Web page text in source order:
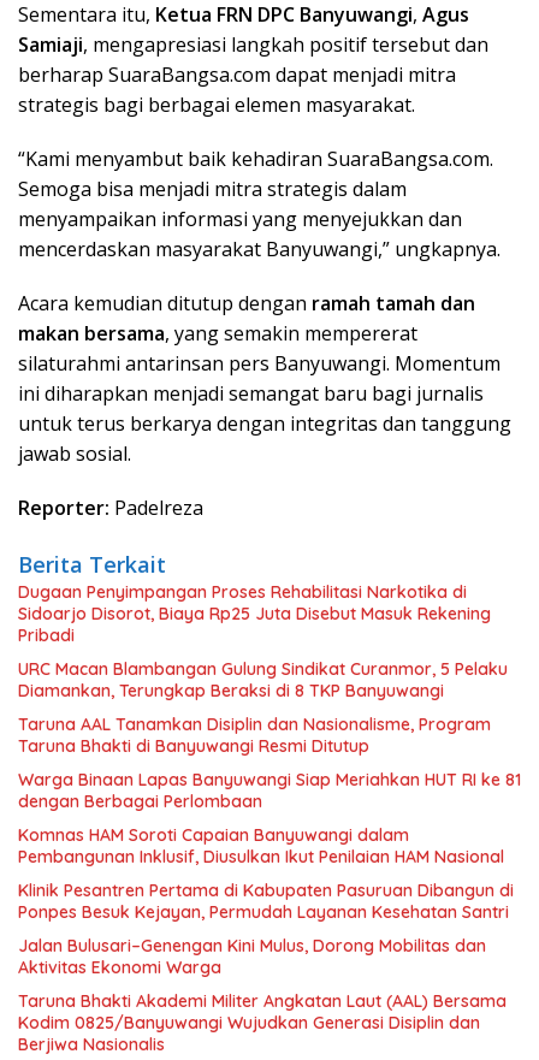
Sementara itu, Ketua FRN DPC Banyuwangi, Agus
Samiaji, mengapresiasi langkah positif tersebut dan
berharap SuaraBangsa.com dapat menjadi mitra
strategis bagi berbagai elemen masyarakat.
“Kami menyambut baik kehadiran SuaraBangsa.com.
Semoga bisa menjadi mitra strategis dalam
menyampaikan informasi yang menyejukkan dan
mencerdaskan masyarakat Banyuwangi,” ungkapnya.
Acara kemudian ditutup dengan ramah tamah dan
makan bersama, yang semakin mempererat
silaturahmi antarinsan pers Banyuwangi. Momentum
ini diharapkan menjadi semangat baru bagi jurnalis
untuk terus berkarya dengan integritas dan tanggung
jawab sosial.
Reporter: Padelreza
Berita Terkait
Dugaan Penyimpangan Proses Rehabilitasi Narkotika di
Sidoarjo Disorot, Biaya Rp25 Juta Disebut Masuk Rekening
Pribadi
URC Macan Blambangan Gulung Sindikat Curanmor, 5 Pelaku
Diamankan, Terungkap Beraksi di 8 TKP Banyuwangi
Taruna AAL Tanamkan Disiplin dan Nasionalisme, Program
Taruna Bhakti di Banyuwangi Resmi Ditutup
Warga Binaan Lapas Banyuwangi Siap Meriahkan HUT RI ke 81
dengan Berbagai Perlombaan
Komnas HAM Soroti Capaian Banyuwangi dalam
Pembangunan Inklusif, Diusulkan Ikut Penilaian HAM Nasional
Klinik Pesantren Pertama di Kabupaten Pasuruan Dibangun di
Ponpes Besuk Kejayan, Permudah Layanan Kesehatan Santri
Jalan Bulusari–Genengan Kini Mulus, Dorong Mobilitas dan
Aktivitas Ekonomi Warga
Taruna Bhakti Akademi Militer Angkatan Laut (AAL) Bersama
Kodim 0825/Banyuwangi Wujudkan Generasi Disiplin dan
Berjiwa Nasionalis